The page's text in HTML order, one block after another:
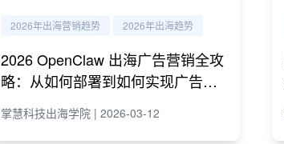
2026年出海营销趋势 2026年出海趋势
2026 OpenClaw 出海广告营销全攻
略：从如何部署到如何实现广告营
掌慧科技出海学院 | 2026-03-12